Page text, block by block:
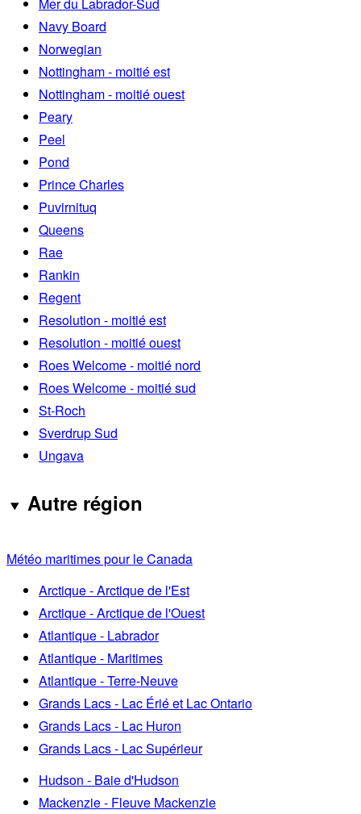
Mer du Labrador-Sud
Navy Board
Norwegian
Nottingham - moitié est
Nottingham - moitié ouest
Peary
Peel
Pond
Prince Charles
Puvirnituq
Queens
Rae
Rankin
Regent
Resolution - moitié est
Resolution - moitié ouest
Roes Welcome - moitié nord
Roes Welcome - moitié sud
St-Roch
Sverdrup Sud
Ungava
Autre région
Météo maritimes pour le Canada
Arctique - Arctique de l'Est
Arctique - Arctique de l'Ouest
Atlantique - Labrador
Atlantique - Maritimes
Atlantique - Terre-Neuve
Grands Lacs - Lac Érié et Lac Ontario
Grands Lacs - Lac Huron
Grands Lacs - Lac Supérieur
Hudson - Baie d'Hudson
Mackenzie - Fleuve Mackenzie